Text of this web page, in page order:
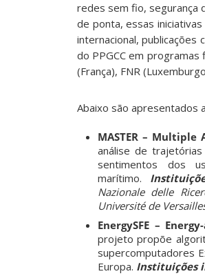
redes sem fio, segurança
de ponta, essas
internacional,
do PPGCC em programas
(França), FNR
Abaixo são apresentados
MASTER – Multiple
análise de
sentimentos dos
marítimo.
Nazionale delle
Université de
EnergySFE –
projeto propõe
supercomputadores
Europa. Instituições